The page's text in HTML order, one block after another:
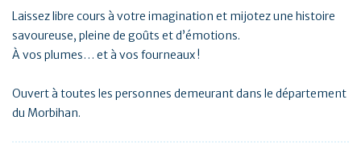
Laissez libre cours à votre imagination et mijotez une histoire
savoureuse, pleine de goûts et d’émotions.
À vos plumes… et à vos fourneaux !
Ouvert à toutes les personnes demeurant dans le département
du Morbihan.